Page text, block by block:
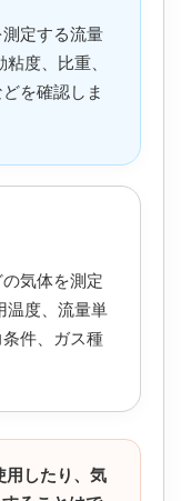
定する流量
度、比重、
を確認しま
気体を測定
温度、流量単
件、ガス種
用したり、気